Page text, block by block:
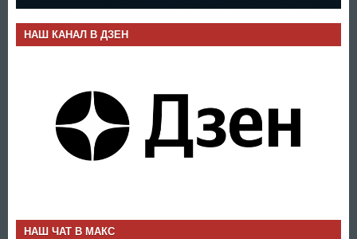
НАШ КАНАЛ В ДЗЕН
НАШ ЧАТ В МАКС